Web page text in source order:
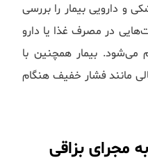
و دارویی بیمار را بررسی
در مصرف غذا یا دارو
می‌شود. بیمار همچنین با
مانند فشار خفیف هنگام
مجرای بزاقی